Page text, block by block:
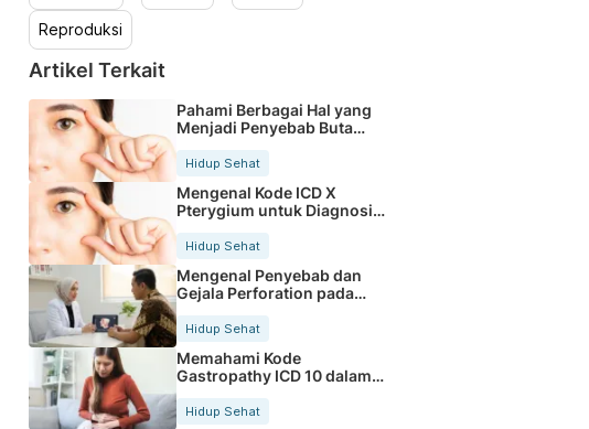
Reproduksi
Artikel Terkait
Pahami Berbagai Hal yang
Menjadi Penyebab Buta
Hidup Sehat
Mengenal Kode ICD X
Pterygium untuk Diagnosis
Hidup Sehat
Mengenal Penyebab dan
Gejala Perforation pada
Tubuh
Hidup Sehat
Memahami Kode
Gastropathy ICD 10 dalam
Rekam Medis Pasien
Hidup Sehat